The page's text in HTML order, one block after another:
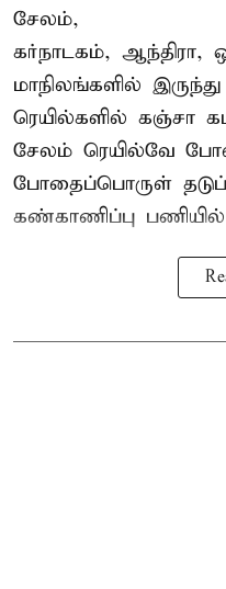
சேலம்,
கர்நாடகம், ஆந்திரா,
மாநிலங்களில்
ரெயில்களில் கஞ்சா
சேலம் ரெயில்வே
போதைப்பொருள்
கண்காணிப்பு பணியில்